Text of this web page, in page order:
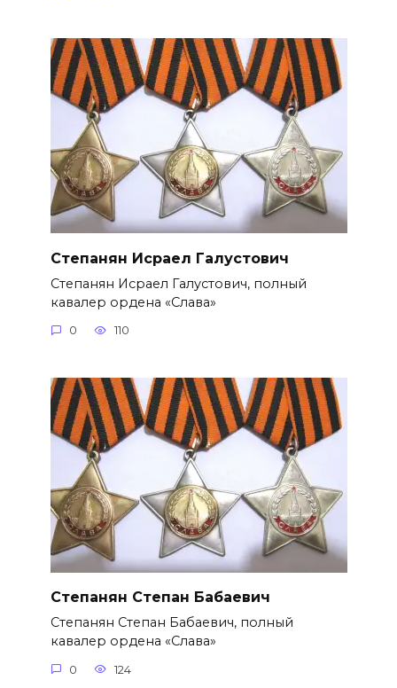
Степанян Исраел Галустович
Степанян Исраел Галустович, полный
кавалер ордена «Слава»
0 110
Степанян Степан Бабаевич
Степанян Степан Бабаевич, полный
кавалер ордена «Слава»
0 124